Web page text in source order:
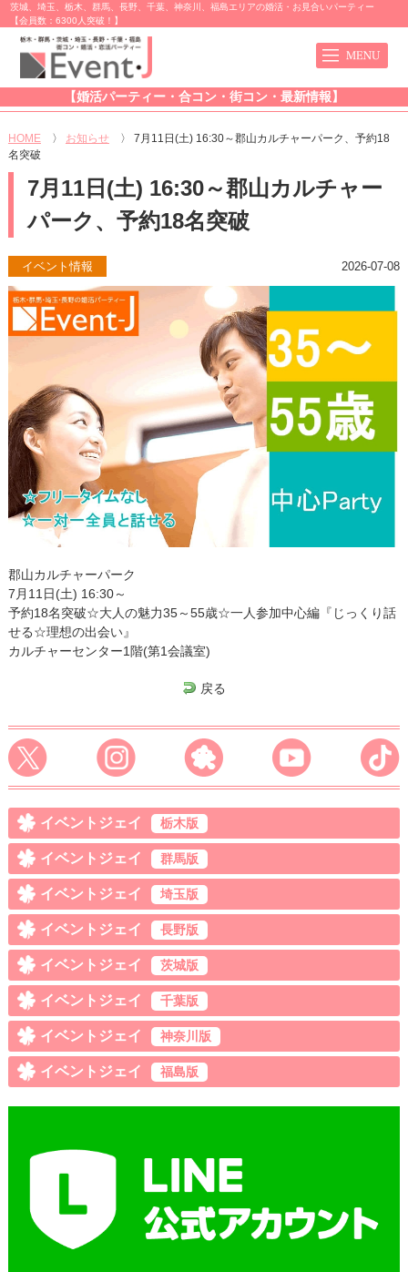
茨城、埼玉、栃木、群馬、長野、千葉、神奈川、福島エリアの婚活・お見合いパーティー
【会員数：6300人突破！】
【婚活パーティー・合コン・街コン・最新情報】
HOME 〉 お知らせ 〉
名突破
7月11日(土) 16:30～郡山カルチャー
パーク、予約18名突破
イベント情報 2026-07-08
郡山カルチャーパーク
7月11日(土) 16:30～
予約18名突破☆大人の魅力35～55歳☆一人参加中心編『じっくり話
せる☆理想の出会い』
カルチャーセンター1階(第1会議室)
戻る
イベントジェイ 栃木版
イベントジェイ 群馬版
イベントジェイ 埼玉版
イベントジェイ 長野版
イベントジェイ 茨城版
イベントジェイ 千葉版
イベントジェイ 神奈川版
イベントジェイ 福島版